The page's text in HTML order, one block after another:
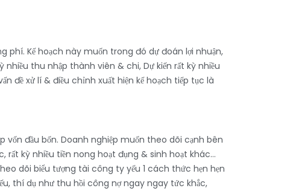
phí. Kế hoạch này muốn trong đó dự đoán lợi nhuận,
thu nhập thành viên & chi, Dự kiến rất kỳ nhiều
đề xử lí & điều chỉnh xuất hiện kế hoạch tiếp tục là
đầu bốn. Doanh nghiệp muốn theo dõi cạnh bên
rất kỳ nhiều tiền nong hoạt đụng & sinh hoạt khác…
dõi biểu tượng tài công ty yếu 1 cách thức hẹn hẹn
thí dụ như thu hồi công nợ ngay ngay tức khắc,